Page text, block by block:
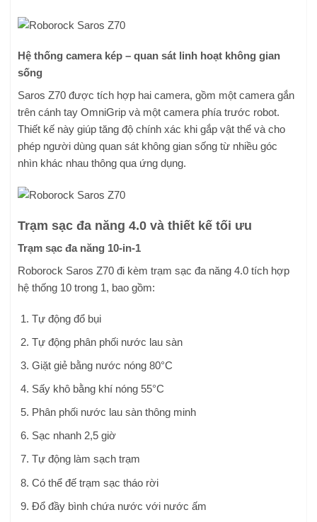
Hệ thống camera kép – quan sát linh hoạt không gian
sống
Saros Z70 được tích hợp hai camera, gồm một camera gắn
trên cánh tay OmniGrip và một camera phía trước robot.
Thiết kế này giúp tăng độ chính xác khi gắp vật thể và cho
phép người dùng quan sát không gian sống từ nhiều góc
nhìn khác nhau thông qua ứng dụng.
Trạm sạc đa năng 4.0 và thiết kế tối ưu
Trạm sạc đa năng 10-in-1
Roborock Saros Z70 đi kèm trạm sạc đa năng 4.0 tích hợp
hệ thống 10 trong 1, bao gồm:
Tự động đổ bụi
Tự động phân phối nước lau sàn
Giặt giẻ bằng nước nóng 80°C
Sấy khô bằng khí nóng 55°C
Phân phối nước lau sàn thông minh
Sạc nhanh 2,5 giờ
Tự động làm sạch trạm
Có thể đế trạm sạc tháo rời
Đổ đầy bình chứa nước với nước ấm